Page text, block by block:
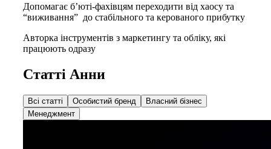
Допомагає бʼюті-фахівцям переходити від хаосу та
“виживання” до стабільного та керованого прибутку
Авторка інструментів з маркетингу та обліку, які
працюють одразу
Статті Анни
Всі статті Особистий бренд
Власний бізнес
Менеджмент